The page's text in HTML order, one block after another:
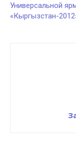
Универсальной
«Кыргызстан-